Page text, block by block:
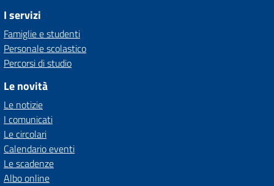
I servizi
Famiglie e studenti
Personale scolastico
Percorsi di studio
Le novità
Le notizie
I comunicati
Le circolari
Calendario eventi
Le scadenze
Albo online